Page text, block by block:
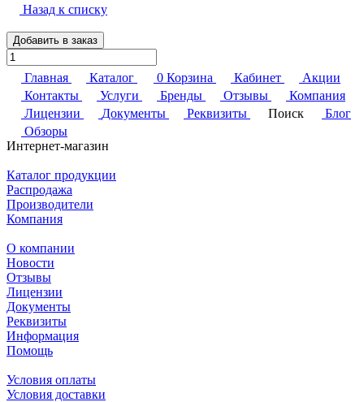
Назад к списку
Добавить в заказ
Главная Каталог 0 Корзина Кабинет
Акции
Контакты
Услуги Бренды Отзывы
Компания
Лицензии
Документы Реквизиты Поиск
Блог
Обзоры
Интернет-магазин
Каталог продукции
Распродажа
Производители
Компания
О компании
Новости
Отзывы
Лицензии
Документы
Реквизиты
Информация
Помощь
Условия оплаты
Условия доставки